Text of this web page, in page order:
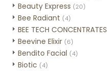
Beauty Express (20)
Bee Radiant (4)
BEE TECH CONCENTRATES
Beevine Elixir (6)
Bendito Facial (4)
Biotic (4)